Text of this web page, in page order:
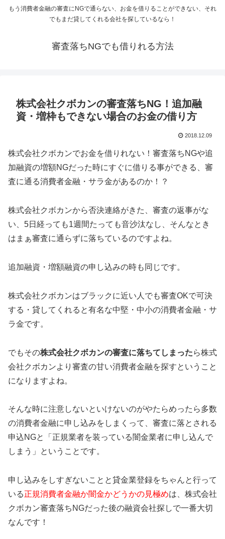
もう消費者金融の審査にNGで通らない、お金を借りることができない、それ
でもまだ貸してくれる会社を探しているなら！
審査落ちNGでも借りれる方法
株式会社クボカンの審査落ちNG！追加融
資・増枠もできない場合のお金の借り方
2018.12.09
株式会社クボカンでお金を借りれない！審査落ちNGや追
加融資の増額NGだった時にすぐに借りる事ができる、審
査に通る消費者金融・サラ金があるのか！？
株式会社クボカンから否決連絡がきた、審査の返事がな
い、5日経っても1週間たっても音沙汰なし、そんなとき
はまぁ審査に通らずに落ちているのですよね。
追加融資・増額融資の申し込みの時も同じです。
株式会社クボカンはブラックに近い人でも審査OKで可決
する・貸してくれると有名な中堅・中小の消費者金融・サ
ラ金です。
でもその株式会社クボカンの審査に落ちてしまったら株式
会社クボカンより審査の甘い消費者金融を探すということ
になりますよね。
そんな時に注意しないといけないのがやたらめったら多数
の消費者金融に申し込みをしまくって、審査に落とされる
申込NGと「正規業者を装っている闇金業者に申し込んで
しまう」ということです。
申し込みをしすぎないことと貸金業登録をちゃんと行って
いる正規消費者金融か闇金かどうかの見極めは、株式会社
クボカン審査落ちNGだった後の融資会社探しで一番大切
なんです！